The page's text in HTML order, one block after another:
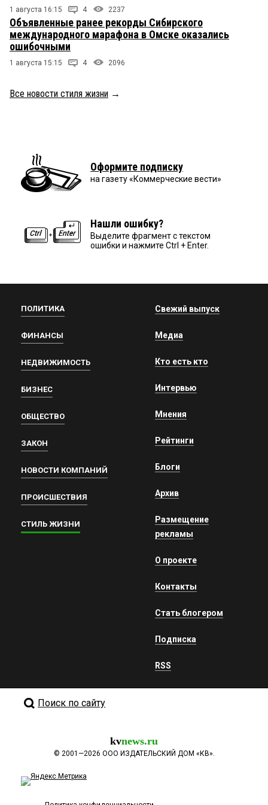
1 августа 16:15 4 2237
Объявленные ранее рекорды Сибирского
международного марафона в Омске оказались
ошибочными
1 августа 15:15 4 2096
Все новости стиля жизни →
Оформите подписку
на газету «Коммерческие вести»
Нашли ошибку?
Выделите фрагмент с текстом
ошибки и нажмите Ctrl + Enter.
ПОЛИТИКА
ФИНАНСЫ
НЕДВИЖИМОСТЬ
БИЗНЕС
ОБЩЕСТВО
ЗАКОН
НОВОСТИ КОМПАНИЙ
ПРОИСШЕСТВИЯ
СТИЛЬ ЖИЗНИ
Свежий выпуск
Медиа
Кто есть кто
Интервью
Мнения
Рейтинги
Блоги
Архив
Размещение
рекламы
О проекте
Контакты
Стать блогером
Подписка
RSS
Поиск по сайту
kvnews.ru
© 2001—2026 ООО ИЗДАТЕЛЬСКИЙ ДОМ «КВ».